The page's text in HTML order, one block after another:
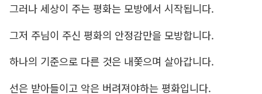
그러나 세상이 주는 평화는 모방에서 시작됩니다.
그저 주님이 주신 평화의 안정감만을 모방합니다.
하나의 기준으로 다른 것은 내쫓으며 살아갑니다.
선은 받아들이고 악은 버려져야하는 평화입니다.